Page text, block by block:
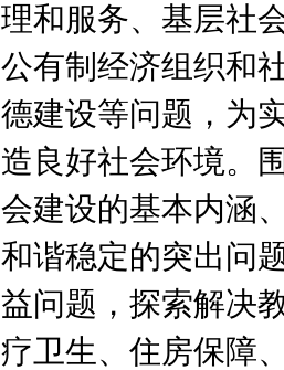
理和服务、基层社
公有制经济组织和
德建设等问题，为
造良好社会环境。
会建设的基本内涵
和谐稳定的突出问
益问题，探索解决
疗卫生、住房保障